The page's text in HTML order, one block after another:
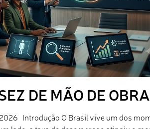
DE MÃO DE OBRA
Introdução O Brasil vive um dos